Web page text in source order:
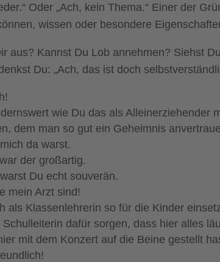
Oder „Ach, kein Thema.“ Einer der
wissen oder besondere
aus? Kannst Du Lob annehmen? Siehst
Du: „Ach, das ist doch
wie Du das als Alleinerziehender
dem man so gut ein Geheimnis
da warst.
der großartig.
Du echt souverän.
mein Arzt sind!
als Klassenlehrerin so für die Kinder
dafür sorgen, dass hier alles
mit dem Konzert auf die Beine gestellt